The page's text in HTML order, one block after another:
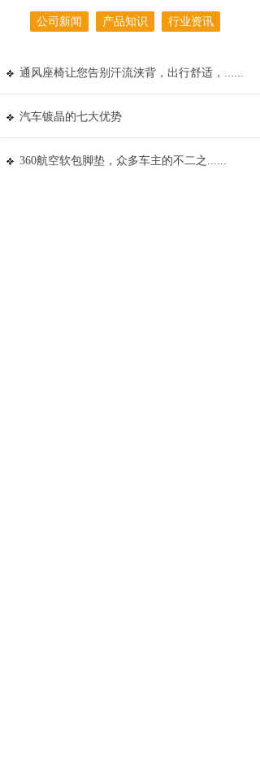
公司新闻 产品知识 行业资讯
通风座椅让您告别汗流浃背，出行舒适，......
汽车镀晶的七大优势
360航空软包脚垫，众多车主的不二之......